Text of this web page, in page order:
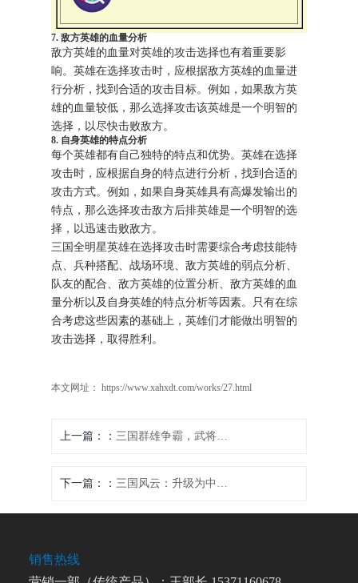
7. 敌方英雄的血量分析
敌方英雄的血量对英雄的攻击选择也有着重要影
响。英雄在选择攻击时，应根据敌方英雄的血量进
行分析，找到合适的攻击目标。例如，如果敌方英
雄的血量较低，那么选择攻击该英雄是一个明智的
选择，以尽快击败敌方。
8. 自身英雄的特点分析
每个英雄都有自己独特的特点和优势。英雄在选择
攻击时，应根据自身的特点进行分析，找到合适的
攻击方式。例如，如果自身英雄具有高爆发输出的
特点，那么选择攻击敌方后排英雄是一个明智的选
择，以迅速击败敌方。
三国全明星英雄在选择攻击时需要综合考虑技能特
点、兵种搭配、战场环境、敌方英雄的弱点分析、
队友的配合、敌方英雄的位置分析、敌方英雄的血
量分析以及自身英雄的特点分析等因素。只有在综
合考虑这些因素的基础上，英雄们才能做出明智的
攻击选择，取得胜利。
本文网址： https://www.xahxdt.com/works/27.html
上一篇： 三国群雄争霸，武将攻击如何提升？
下一篇： 三国风云：升级为中心的疾风猛将
销售热线